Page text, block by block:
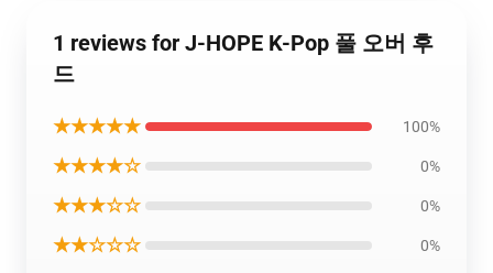
1 reviews for J-HOPE K-Pop 풀 오버 후
드
★★★★★ 100%
★★★★☆ 0%
★★★☆☆ 0%
★★☆☆☆ 0%